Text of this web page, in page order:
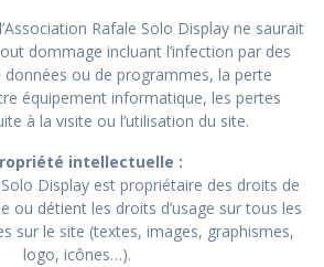
Rafale Solo Display ne saurait
dommage incluant l’infection par des
données ou de programmes, la perte
équipement informatique, les pertes
à la visite ou l’utilisation du site.
intellectuelle :
Display est propriétaire des droits de
ou détient les droits d’usage sur tous les
sur le site (textes, images, graphismes,
logo, icônes…).